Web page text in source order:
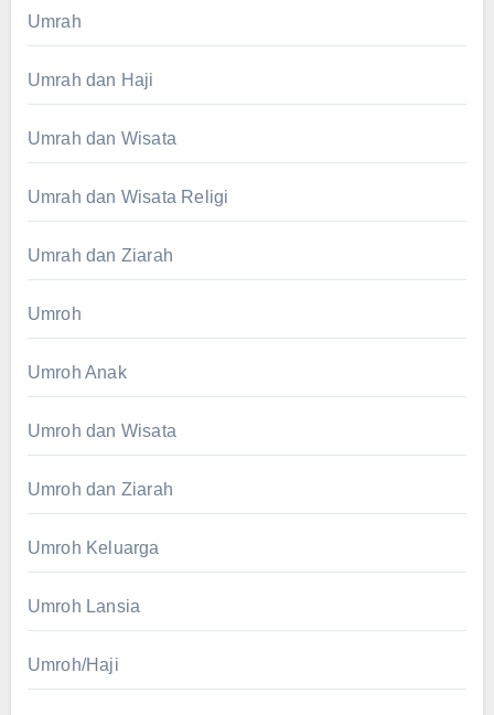
Umrah
Umrah dan Haji
Umrah dan Wisata
Umrah dan Wisata Religi
Umrah dan Ziarah
Umroh
Umroh Anak
Umroh dan Wisata
Umroh dan Ziarah
Umroh Keluarga
Umroh Lansia
Umroh/Haji